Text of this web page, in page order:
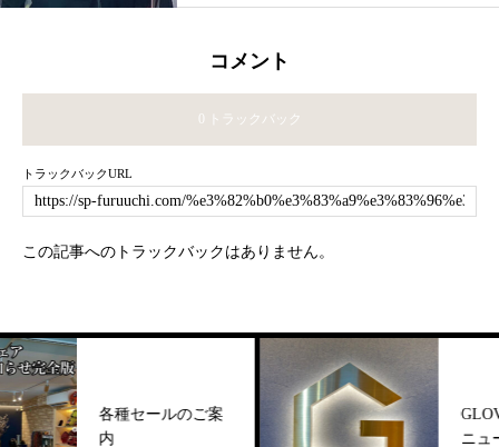
コメント
0 トラックバック
トラックバックURL
この記事へのトラックバックはありません。
セールのご案
GLOVEHOUSEリ
ニューアル！